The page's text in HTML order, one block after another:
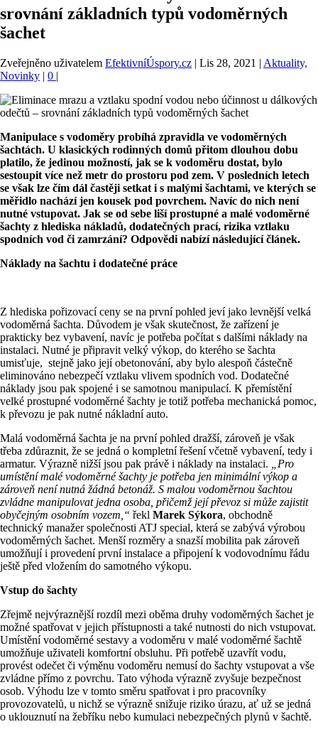
srovnání základních typů vodoměrných
šachet
Zveřejněno uživatelem EfektivníÚspory.cz | Lis 28, 2021 | Aktuality,
Novinky | 0 |
Manipulace s vodoměry probíhá zpravidla ve vodoměrných
šachtách. U klasických rodinných domů přitom dlouhou dobu
platilo, že jedinou možností, jak se k vodoměru dostat, bylo
sestoupit více než metr do prostoru pod zem. V posledních letech
se však lze čím dál častěji setkat i s malými šachtami, ve kterých se
měřidlo nachází jen kousek pod povrchem. Navíc do nich není
nutné vstupovat. Jak se od sebe liší prostupné a malé vodoměrné
šachty z hlediska nákladů, dodatečných prací, rizika vztlaku
spodních vod či zamrzání? Odpovědi nabízí následující článek.
Náklady na šachtu i dodatečné práce
Z hlediska pořizovací ceny se na první pohled jeví jako levnější velká
vodoměrná šachta. Důvodem je však skutečnost, že zařízení je
prakticky bez vybavení, navíc je potřeba počítat s dalšími náklady na
instalaci. Nutné je připravit velký výkop, do kterého se šachta
umisťuje, stejně jako její obetonování, aby bylo alespoň částečně
eliminováno nebezpečí vztlaku vlivem spodních vod. Dodatečné
náklady jsou pak spojené i se samotnou manipulací. K přemístění
velké prostupné vodoměrné šachty je totiž potřeba mechanická pomoc,
k převozu je pak nutné nákladní auto.
Malá vodoměrná šachta je na první pohled dražší, zároveň je však
třeba zdůraznit, že se jedná o kompletní řešení včetně vybavení, tedy i
armatur. Výrazně nižší jsou pak právě i náklady na instalaci. „Pro
umístění malé vodoměrné šachty je potřeba jen minimální výkop a
zároveň není nutná žádná betonáž. S malou vodoměrnou šachtou
zvládne manipulovat jedna osoba, přičemž její převoz si může zajistit
obyčejným osobním vozem,“ řekl Marek Sýkora, obchodně
technický manažer společnosti ATJ special, která se zabývá výrobou
vodoměrných šachet. Menší rozměry a snazší mobilita pak zároveň
umožňují i provedení první instalace a připojení k vodovodnímu řádu
ještě před vložením do samotného výkopu.
Vstup do šachty
Zřejmě nejvýraznější rozdíl mezi oběma druhy vodoměrných šachet je
možné spatřovat v jejich přístupnosti a také nutnosti do nich vstupovat.
Umístění vodoměrné sestavy a vodoměru v malé vodoměrné šachtě
umožňuje uživateli komfortní obsluhu. Při potřebě uzavřít vodu,
provést odečet či výměnu vodoměru nemusí do šachty vstupovat a vše
zvládne přímo z povrchu. Tato výhoda výrazně zvyšuje bezpečnost
osob. Výhodu lze v tomto směru spatřovat i pro pracovníky
provozovatelů, u nichž se výrazně snižuje riziko úrazu, ať už se jedná
o uklouznutí na žebříku nebo kumulaci nebezpečných plynů v šachtě.